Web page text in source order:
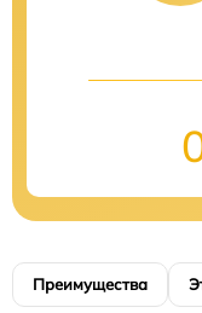
Преимущества